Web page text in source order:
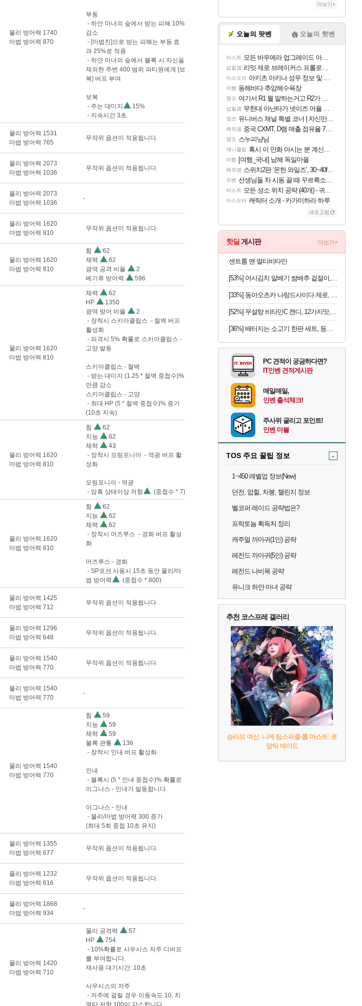
물리 방어력 1740
마법 방어력 870
부동
- 하얀 마녀의 숲에서 받는 피해 10%
감소
- [마법진]으로 받는 피해는 부동 효
과 25%로 적용
- 하얀 마녀의 숲에서 블록 시 자신을
제외한 주변 400 범위 파티원에게 [보
복] 버프 부여
보복
- 주는 대미지
15%
- 지속시간 3초
물리 방어력 1531
마법 방어력 765
무작위 옵션이 적용됩니다.
물리 방어력 2073
마법 방어력 1036
무작위 옵션이 적용됩니다.
물리 방어력 2073
마법 방어력 1036
-
물리 방어력 1620
마법 방어력 810
무작위 옵션이 적용됩니다.
물리 방어력 1620
마법 방어력 810
힘
62
체력
62
광역 공격 비율
2
베기류 방어력
596
물리 방어력 1620
마법 방어력 810
체력
62
HP
1350
광역 방어 비율
2
- 장착시 스키아클립스 - 철벽 버프
활성화
- 피격시 5% 확률로 스키아클립스 -
고양 발동
스키아클립스 - 철벽
- 받는 대미지 (1.25 * 철벽 중첩수)%
만큼 감소
스키아클립스 - 고양
- 최대 HP (5 * 철벽 중첩수)% 증가
(10초 지속)
물리 방어력 1620
마법 방어력 810
힘
62
지능
62
체력
43
- 장착시 모링포니아 - 역광 버프 활
성화
모링포니아 - 역광
- 암흑 상태이상 저항
(중첩수 * 7)
물리 방어력 1620
마법 방어력 810
힘
62
지능
62
체력
62
- 장착시 머즈루스 - 경화 버프 활성
화
머즈루스 - 경화
- SP포션 사용시 15초 동안 물리/마
법 방어력
(중첩수 * 800)
물리 방어력 1425
마법 방어력 712
무작위 옵션이 적용됩니다.
물리 방어력 1296
마법 방어력 648
무작위 옵션이 적용됩니다.
물리 방어력 1540
마법 방어력 770
무작위 옵션이 적용됩니다.
물리 방어력 1540
마법 방어력 770
-
물리 방어력 1540
마법 방어력 770
힘
59
지능
59
체력
59
블록 관통
136
- 장착시 인내 버프 활성화
인내
- 블록시 (5 * 인내 중첩수)% 확률로
이그나스 - 인내가 발동합니다.
이그나스 - 인내
- 물리/마법 방어력 300 증가
(최대 5회 중첩 10초 유지)
물리 방어력 1355
마법 방어력 677
무작위 옵션이 적용됩니다.
물리 방어력 1232
마법 방어력 616
무작위 옵션이 적용됩니다.
물리 방어력 1868
마법 방어력 934
-
물리 방어력 1420
마법 방어력 710
물리 공격력
57
HP
754
- 10%확률로 사우시스 저주 디버프
를 부여합니다.
재사용 대기시간: 10초
사우시스의 저주
- 저주에 걸릴 경우 이동속도 10, 치
명타 저항 100이 감소합니다.
더보기+
오늘의 팟벤 오늘의 핫벤
비스트 모든 바우에라 업그레이드 아이템 획득 위치 공략 (89개)
섭컬겜 리밋 제로 브레이커스 프롤로그 테스트 후기 영상 업로드
아스오라 아키츠 아키나 성우 정보 및 주요 필모
여행 동해바다 추암해수욕장
명조 여기서 R1 뭘 말하는거고 R2가 뭘말하는걸까요?
섭컬겜 무한대 아난타가 넷이즈 어플 달력에 일정 등록
명조 유니버스 채널 특별 코너 | 자신만의 스타일
해외겜 중국 CXMT, D램 매출 점유율 7%…글로벌 4위로 부상
명조 스누피냥님
애니클립 혹시 이 만화 아시는 분 계신가요
여행 [여행_국내] 남해 독일마을
해외겜 스위치2판 ‘몬헌 와일즈’, 30~40fps 목표 추정
차벤 선생님들 차 시동 끌 때 꾸르륵소리나는데
비스트 모든 성소 위치 공략 (40개) - 귀환한 영혼 도전과제
아스오라 캐릭터 소개 - 카가미하라 하루
새로고침
핫딜 게시판 더보기+
센트룸 맨 멀티비타민
[53%] 어사김치 알배기 쌈배추 겉절이, 2kg, 1개
[33%] 동아오츠카 나랑드사이다 제로, 오리지널, 345ml, 24개
[52%] 무설탕 비타민C 캔디, 12가지맛, 1kg, 1개
[36%] 배터지는 소고기 한판 세트, 등심살 300g + 살치살 200g + 부채살 200g + 갈비살 200g + 우삼겹 300g, 1.2kg, 1세트
PC 견적이 궁금하다면?
IT인벤 견적게시판
매일매일,
인벤 출석체크!
주사위 굴리고 포인트!
인벤 마블
TOS 주요 꿀팁 정보 -
1~450 레벨업 정보(New)
던전, 업힐, 차붕, 챌린지 정보
벨코퍼 레이드 공략법은?
프락토늄 획득처 정리
캐주얼 까마귀(1인) 공략
레전드 까마귀(5인) 공략
레전드 나비목 공략
유니크 하얀 마녀 공략
추천 코스프레 갤러리
승리의 여신: 니케 팀스파클-륨 마스트: 로
망틱 메이드